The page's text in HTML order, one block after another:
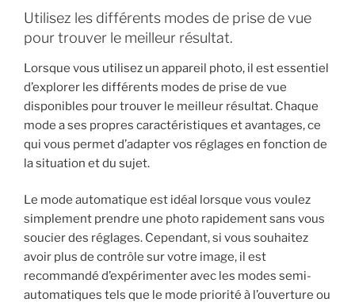
Utilisez les différents modes de prise de vue
pour trouver le meilleur résultat.
Lorsque vous utilisez un appareil photo, il est essentiel
d’explorer les différents modes de prise de vue
disponibles pour trouver le meilleur résultat. Chaque
mode a ses propres caractéristiques et avantages, ce
qui vous permet d’adapter vos réglages en fonction de
la situation et du sujet.
Le mode automatique est idéal lorsque vous voulez
simplement prendre une photo rapidement sans vous
soucier des réglages. Cependant, si vous souhaitez
avoir plus de contrôle sur votre image, il est
recommandé d’expérimenter avec les modes semi-
automatiques tels que le mode priorité à l’ouverture ou